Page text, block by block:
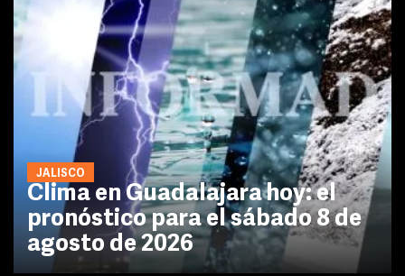
JALISCO
Clima en Guadalajara hoy: el
pronóstico para el sábado 8 de
agosto de 2026